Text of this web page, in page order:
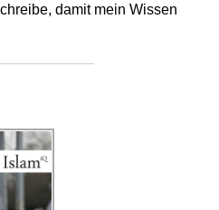
damit mein Wissen